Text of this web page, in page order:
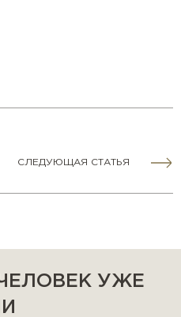
СЛЕДУЮЩАЯ СТАТЬЯ
УЖЕ